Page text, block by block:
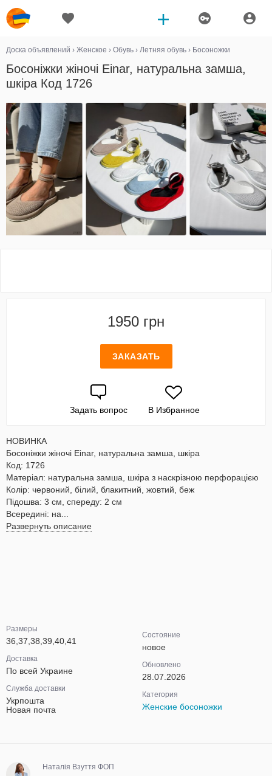
Доска объявлений › Женское › Обувь › Летняя обувь › Босоножки
Босоніжки жіночі Einar, натуральна замша,
шкіра Код 1726
1950 грн
ЗАКАЗАТЬ
Задать вопрос В Избранное
НОВИНКА
Босоніжки жіночі Einar, натуральна замша, шкіра
Код: 1726
Матеріал: натуральна замша, шкіра з наскрізною перфорацією
Колір: червоний, білий, блакитний, жовтий, беж
Підошва: 3 см, спереду: 2 см
Всередині: на...
Развернуть описание
Размеры
36,37,38,39,40,41
Доставка
По всей Украине
Служба доставки
Укрпошта
Новая почта
Состояние
новое
Обновлено
28.07.2026
Категория
Женские босоножки
Наталія Взуття ФОП